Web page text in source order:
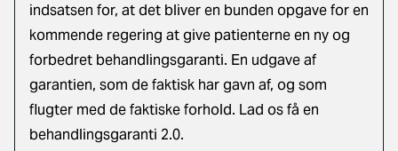
indsatsen for, at det bliver en bunden opgave for en
kommende regering at give patienterne en ny og
forbedret behandlingsgaranti. En udgave af
garantien, som de faktisk har gavn af, og som
flugter med de faktiske forhold. Lad os få en
behandlingsgaranti 2.0.